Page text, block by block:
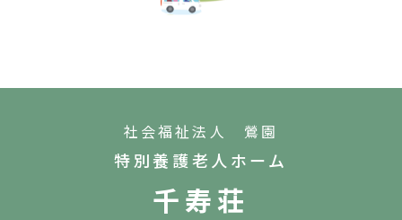
社会福祉法人 鶯園
特別養護老人ホーム
千寿荘